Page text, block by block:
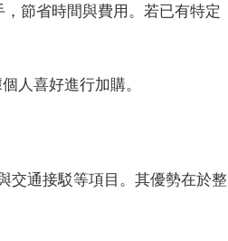
節省時間與費用。若已有特定
人喜好進行加購。
交通接駁等項目。其優勢在於整